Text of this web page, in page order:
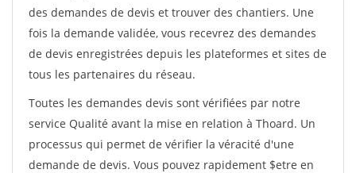
des demandes de devis et trouver des chantiers. Une
fois la demande validée, vous recevrez des demandes
de devis enregistrées depuis les plateformes et sites de
tous les partenaires du réseau.
Toutes les demandes devis sont vérifiées par notre
service Qualité avant la mise en relation à Thoard. Un
processus qui permet de vérifier la véracité d'une
demande de devis. Vous pouvez rapidement $etre en